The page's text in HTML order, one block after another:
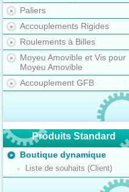
Paliers
Accouplements Rigides
Roulements à Billes
Moyeu Amovible et Vis pour
Moyeu Amovible
Accouplement GFB
Produits Standard
Boutique dynamique
Liste de souhaits (Client)